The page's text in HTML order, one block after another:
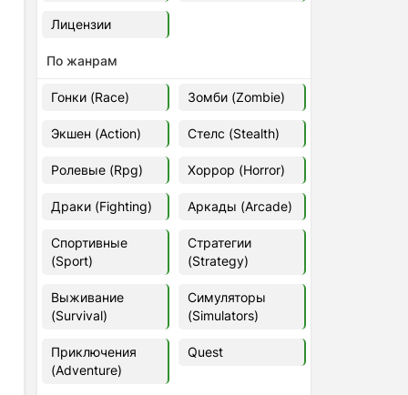
Ghost of Tsushima: Director's Cut
v.1053.9.0623.1807 [Папка
Euro Truck Simulator 2 v.1.60.1.7s
[Папка игры] (2012)
37,77 Гб
Forza Horizon 5 v.688.044
[Папка игры] (2021)
2021
V Rising
2024
Лицензии
По жанрам
Гонки (Race) Зомби (Zombie)
Экшен (Action) Стелс (Stealth)
Ролевые (Rpg) Хоррор (Horror)
Драки (Fighting) Аркады (Arcade)
Спортивные
(Sport)
Стратегии
(Strategy)
Выживание
(Survival)
Симуляторы
(Simulators)
Приключения
(Adventure)
Quest